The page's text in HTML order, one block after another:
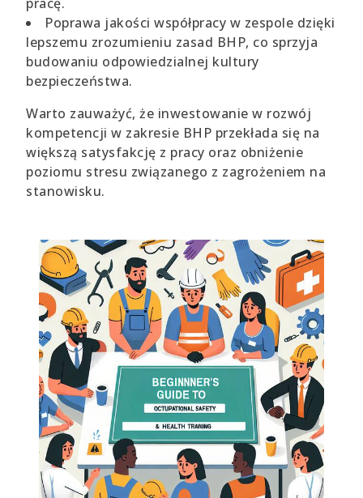
Poprawa jakości współpracy w zespole dzięki
lepszemu zrozumieniu zasad BHP, co sprzyja
budowaniu odpowiedzialnej kultury
bezpieczeństwa.
Warto zauważyć, że inwestowanie w rozwój
kompetencji w zakresie BHP przekłada się na
większą satysfakcję z pracy oraz obniżenie
poziomu stresu związanego z zagrożeniem na
stanowisku.